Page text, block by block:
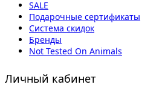
SALE
Подарочные сертификаты
Система скидок
Бренды
Not Tested On Animals
Личный кабинет